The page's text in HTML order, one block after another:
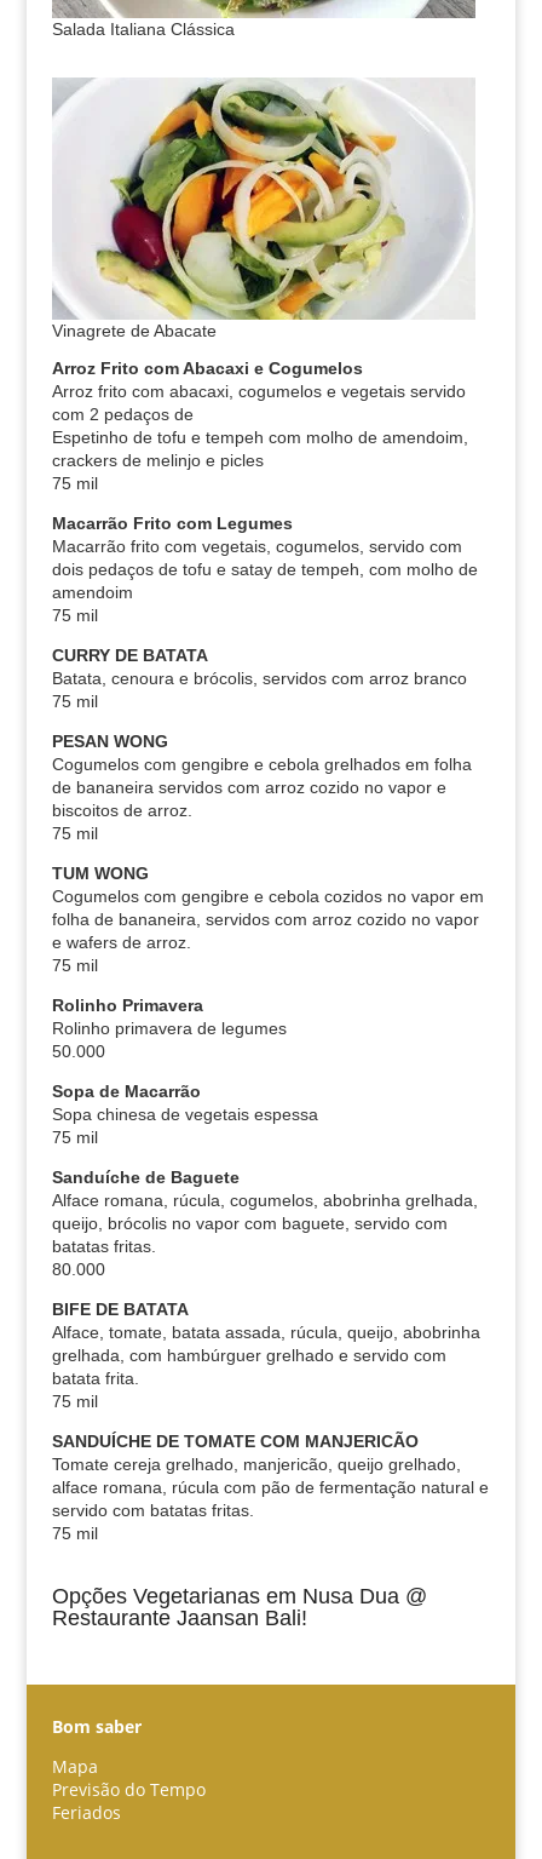
Salada Italiana Clássica
Vinagrete de Abacate
Arroz Frito com Abacaxi e Cogumelos
Arroz frito com abacaxi, cogumelos e vegetais servido
com 2 pedaços de
Espetinho de tofu e tempeh com molho de amendoim,
crackers de melinjo e picles
75 mil
Macarrão Frito com Legumes
Macarrão frito com vegetais, cogumelos, servido com
dois pedaços de tofu e satay de tempeh, com molho de
amendoim
75 mil
CURRY DE BATATA
Batata, cenoura e brócolis, servidos com arroz branco
75 mil
PESAN WONG
Cogumelos com gengibre e cebola grelhados em folha
de bananeira servidos com arroz cozido no vapor e
biscoitos de arroz.
75 mil
TUM WONG
Cogumelos com gengibre e cebola cozidos no vapor em
folha de bananeira, servidos com arroz cozido no vapor
e wafers de arroz.
75 mil
Rolinho Primavera
Rolinho primavera de legumes
50.000
Sopa de Macarrão
Sopa chinesa de vegetais espessa
75 mil
Sanduíche de Baguete
Alface romana, rúcula, cogumelos, abobrinha grelhada,
queijo, brócolis no vapor com baguete, servido com
batatas fritas.
80.000
BIFE DE BATATA
Alface, tomate, batata assada, rúcula, queijo, abobrinha
grelhada, com hambúrguer grelhado e servido com
batata frita.
75 mil
SANDUÍCHE DE TOMATE COM MANJERICÃO
Tomate cereja grelhado, manjericão, queijo grelhado,
alface romana, rúcula com pão de fermentação natural e
servido com batatas fritas.
75 mil
Opções Vegetarianas em Nusa Dua @
Restaurante Jaansan Bali!
Bom saber
Mapa
Previsão do Tempo
Feriados